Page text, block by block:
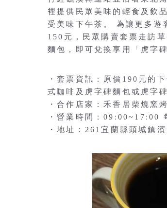
裡提供民眾美味的輕食及飲
受美味下午茶。 為讓更多遊
150元，民眾購賣套票走訪
麵包，即可兌換享用「虎字
・套票資訊：原價190元的
式咖啡及虎字碑麵包或虎字
・合作店家：禾香居柴燒窯
・營業時間：09:00~17:00
・地址：261宜蘭縣頭城鎮